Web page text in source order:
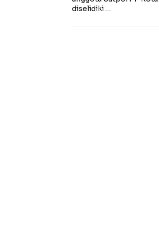
diselidiki …